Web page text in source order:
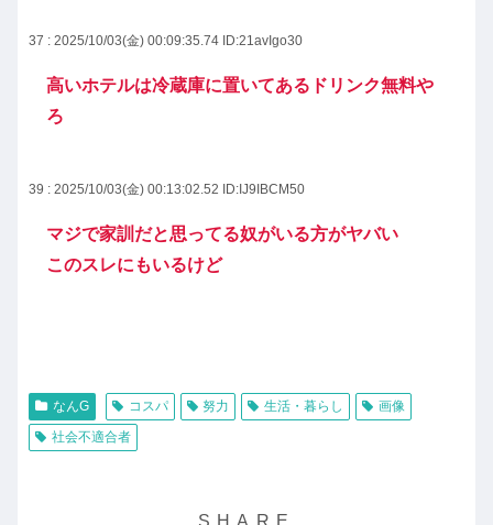
37 : 2025/10/03(金) 00:09:35.74 ID:21avIgo30
高いホテルは冷蔵庫に置いてあるドリンク無料や
ろ
39 : 2025/10/03(金) 00:13:02.52 ID:IJ9IBCM50
マジで家訓だと思ってる奴がいる方がヤバい
このスレにもいるけど
なんG コスパ 努力 生活・暮らし
画像
社会不適合者